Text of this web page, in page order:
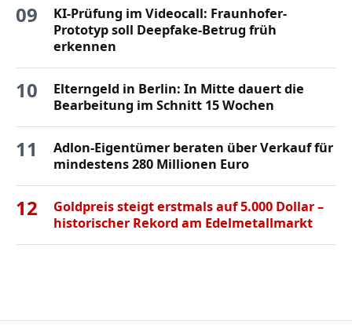
09
KI-Prüfung im Videocall: Fraunhofer-
Prototyp soll Deepfake-Betrug früh
erkennen
10
Elterngeld in Berlin: In Mitte dauert die
Bearbeitung im Schnitt 15 Wochen
11
Adlon-Eigentümer beraten über Verkauf für
mindestens 280 Millionen Euro
12
Goldpreis steigt erstmals auf 5.000 Dollar –
historischer Rekord am Edelmetallmarkt